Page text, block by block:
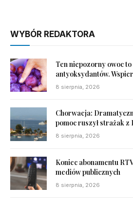
WYBÓR REDAKTORA
Ten niepozorny owoc
antyoksydantów.
8 sierpnia, 2026
Chorwacja:
pomoc ruszył strażak z
8 sierpnia, 2026
Koniec abonamentu
mediów publicznych
8 sierpnia, 2026